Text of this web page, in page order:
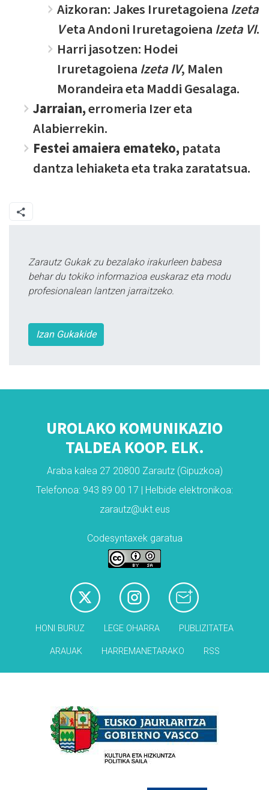
Aizkoran: Jakes Iruretagoiena Izeta
Veta Andoni Iruretagoiena Izeta VI.
Harri jasotzen: Hodei
Iruretagoiena Izeta IV, Malen
Morandeira eta Maddi Gesalaga.
Jarraian,erromeria Izer eta
Alabierrekin.
Festei amaiera emateko, patata
dantza lehiaketa eta traka zaratatsua.
Zarautz Gukak zu bezalako irakurleen babesa
behar du tokiko informazioa euskaraz eta modu
profesionalean lantzen jarraitzeko.
Izan Gukakide
UROLAKO KOMUNIKAZIO
TALDEA KOOP. ELK.
Araba kalea 27 20800 Zarautz (Gipuzkoa)
Telefonoa: 943 89 00 17 | Helbide elektronikoa:
zarautz@ukt.eus
Codesyntaxek garatua
HONI BURUZ LEGE OHARRA PUBLIZITATEA
ARAUAK HARREMANETARAKO RSS